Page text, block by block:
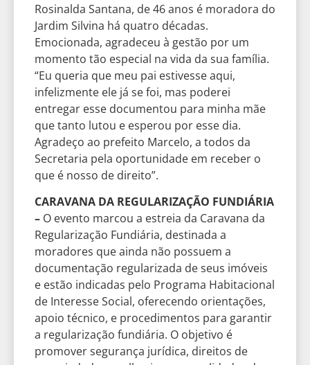
Rosinalda Santana, de 46 anos é moradora do
Jardim Silvina há quatro décadas.
Emocionada, agradeceu à gestão por um
momento tão especial na vida da sua família.
“Eu queria que meu pai estivesse aqui,
infelizmente ele já se foi, mas poderei
entregar esse documentou para minha mãe
que tanto lutou e esperou por esse dia.
Agradeço ao prefeito Marcelo, a todos da
Secretaria pela oportunidade em receber o
que é nosso de direito”.
CARAVANA DA REGULARIZAÇÃO FUNDIÁRIA
– O evento marcou a estreia da Caravana da
Regularização Fundiária, destinada a
moradores que ainda não possuem a
documentação regularizada de seus imóveis
e estão indicadas pelo Programa Habitacional
de Interesse Social, oferecendo orientações,
apoio técnico, e procedimentos para garantir
a regularização fundiária. O objetivo é
promover segurança jurídica, direitos de